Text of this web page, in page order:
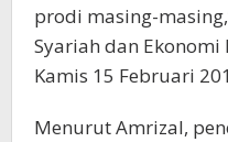
prodi masing-
Syariah dan
Kamis 15 Februari
Menurut Amrizal,